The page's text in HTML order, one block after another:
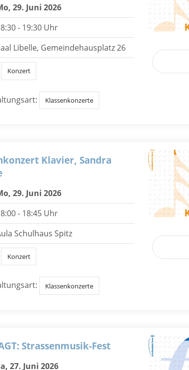
29. Juni 2026
- 19:30 Uhr
Libelle, Gemeindehausplatz 26
Konzert
Klassenkonzerte
Klavier, Sandra
29. Juni 2026
- 18:45 Uhr
Schulhaus Spitz
Konzert
Klassenkonzerte
Strassenmusik-Fest
27. Juni 2026